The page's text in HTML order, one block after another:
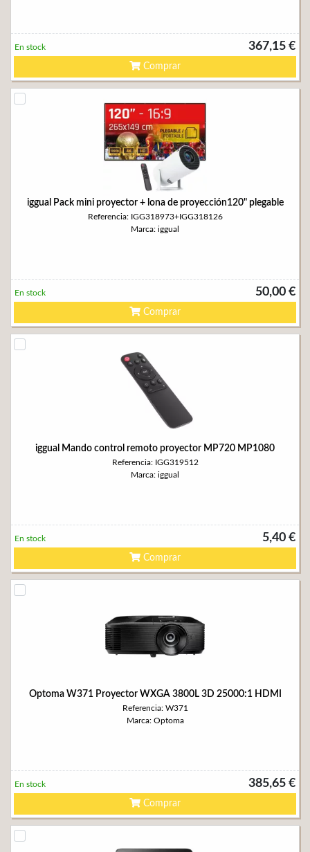
367,15 €
En stock
Comprar
iggual Pack mini proyector + lona de proyección120" plegable
Referencia: IGG318973+IGG318126
Marca: iggual
50,00 €
En stock
Comprar
iggual Mando control remoto proyector MP720 MP1080
Referencia: IGG319512
Marca: iggual
5,40 €
En stock
Comprar
Optoma W371 Proyector WXGA 3800L 3D 25000:1 HDMI
Referencia: W371
Marca: Optoma
385,65 €
En stock
Comprar